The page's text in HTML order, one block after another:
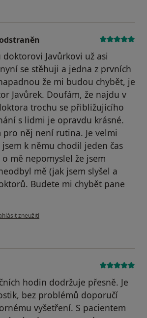
Javůrkovi už asi
se stěhuji a jedna z prvních
že mi budou chybět, je
Javůrek. Doufám, že najdu v
trochu se přibližujícího
s lidmi je opravdu krásné.
něj není rutina. Je velmi
jsem k němu chodil jeden čas
mě nepomyslel že jsem
mě (jak jsem slyšel a
Budete mi chybět pane
názoru uživatele Váš účet byl odstraněn
zneužití
hodin dodržuje přesně. Je
bez problémů doporučí
vyšetření. S pacientem